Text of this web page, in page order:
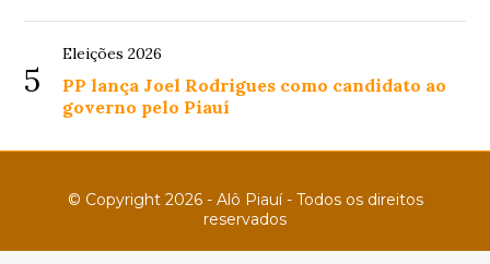
5
Eleições 2026
PP lança Joel Rodrigues como candidato ao
governo pelo Piauí
© Copyright 2026 - Alô Piauí - Todos os direitos
reservados